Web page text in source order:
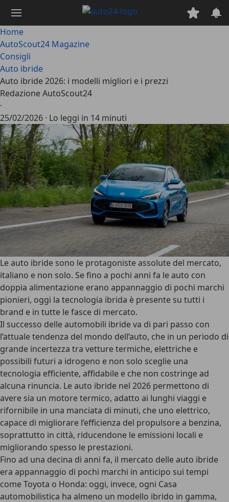
contenuto
principale
Home
AutoScout24 Magazine
Consigli
Auto ibride
Auto ibride 2026: i modelli migliori e i prezzi
Redazione AutoScout24
·
25/02/2026 · Lo leggi in 14 minuti
Le auto ibride sono le protagoniste assolute del mercato,
italiano e non solo. Se fino a pochi anni fa le auto con
doppia alimentazione erano appannaggio di pochi marchi
pionieri, oggi la tecnologia ibrida è presente su tutti i
brand e in tutte le fasce di mercato.
Il successo delleautomobili ibrideva di pari passo con
l’attuale tendenza del mondo dell’auto, che in un periodo di
grande incertezza tra vetture termiche, elettriche e
possibili futuri a idrogeno e non solo sceglie una
tecnologia efficiente, affidabile e che non costringe ad
alcuna rinuncia. Le auto ibride nel 2026 permettono di
avere sia un motore termico, adatto ai lunghi viaggi e
rifornibile in una manciata di minuti, che uno elettrico,
capace di migliorare l’efficienza del propulsore a benzina,
soprattutto in città, riducendone le emissioni locali e
migliorando spesso le prestazioni.
Fino ad una decina di anni fa, il mercato delle auto ibride
era appannaggio di pochi marchi in anticipo sui tempi
come Toyota o Honda: oggi, invece, ogni Casa
automobilistica ha almeno un modello ibrido in gamma,